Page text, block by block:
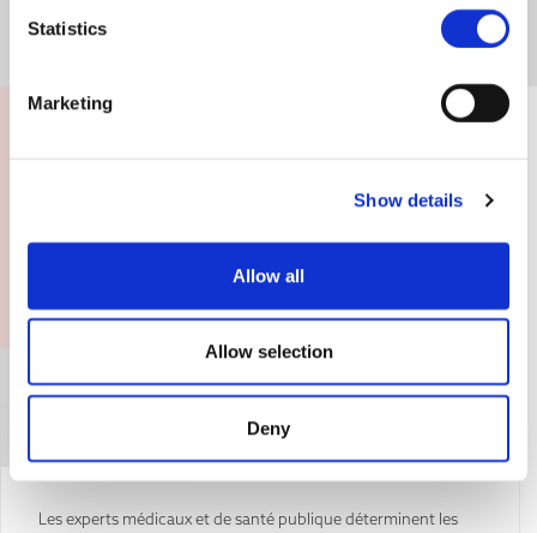
Statistics
Marketing
Show details
Allow all
Allow selection
Deny
s'applique également aux recommandations de vaccins.
croyance ?
Affirmation générale
Les experts médicaux et de santé publique déterminent les